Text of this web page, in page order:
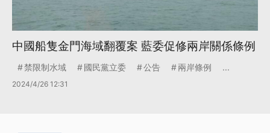
中國船隻金門海域翻覆案 藍委促修兩岸關係條例
禁限制水域 國民黨立委 公告 兩岸條例 ...
2024/4/26 12:31